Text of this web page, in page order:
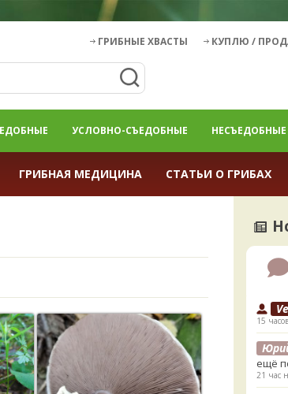
ГРИБНЫЕ ХВАСТЫ КУПЛЮ /
УСЛОВНО-СЪЕДОБНЫЕ НЕСЪЕДОБНЫЕ
ГРИБНАЯ МЕДИЦИНА СТАТЬИ О ГРИБАХ
15
ещё
21 час